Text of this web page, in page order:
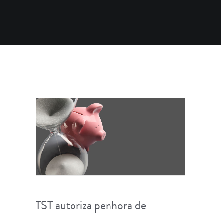
TST autoriza penhora de